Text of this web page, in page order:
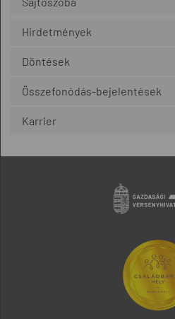
Hirdetmények
Döntések
Összefonódás-bejelentések
Karrier